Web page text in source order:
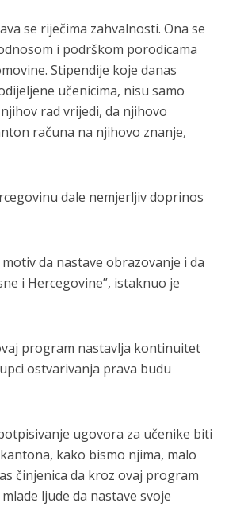
se riječima zahvalnosti. Ona se
i podrškom porodicama
Stipendije koje danas
učenicima, nisu samo
rad vrijedi, da njihovo
računa na njihovo znanje,
dale nemjerljiv doprinos
da nastave obrazovanje i da
i Hercegovine”, istaknuo je
program nastavlja kontinuitet
ostvarivanja prava budu
ugovora za učenike biti
kako bismo njima, malo
činjenica da kroz ovaj program
ljude da nastave svoje